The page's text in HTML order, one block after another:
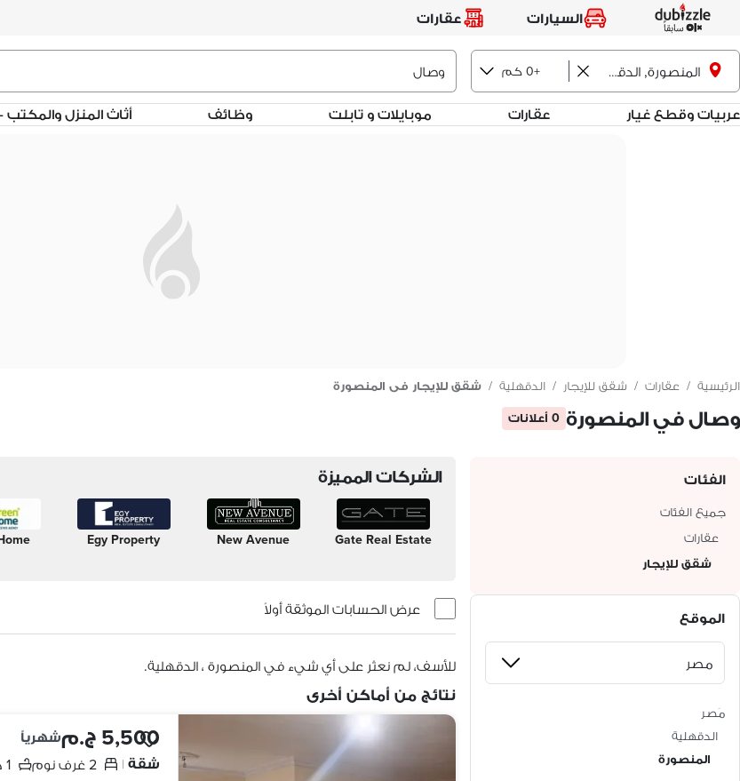
السيارات عقارات
المنصورة, الدقهلية +0 كم
عربيات وقطع غيار عقارات موبايلات و تابلت وظائف أثاث المنزل والمكتب
الرئيسية / عقارات / شقق للإيجار / الدقهلية / شقق للإيجار فى المنصورة
وصال في المنصورة 0 أعلانات
الفئات
جميع الفئات
عقارات
شقق للإيجار
الموقع
مَصر
الدقهلية
المنصورة
الشركات المميزة
Gate Real Estate
New Avenue
Egy Property
عرض الحسابات الموثقة أولاً
للأسف، لم نعثر على أي شيء في المنصورة ، الدقهلية.
نتائج من أماكن أخرى
5,500 ج.م
شهرياً
شقة | 2 غرف نوم 1 حمامات